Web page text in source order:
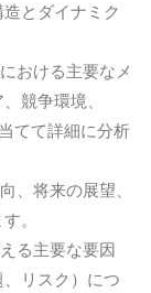
とダイナミク
おける主要なメ
競争環境、
てて詳細に分析
、将来の展望、
。
る主要な要因
、リスク）につ